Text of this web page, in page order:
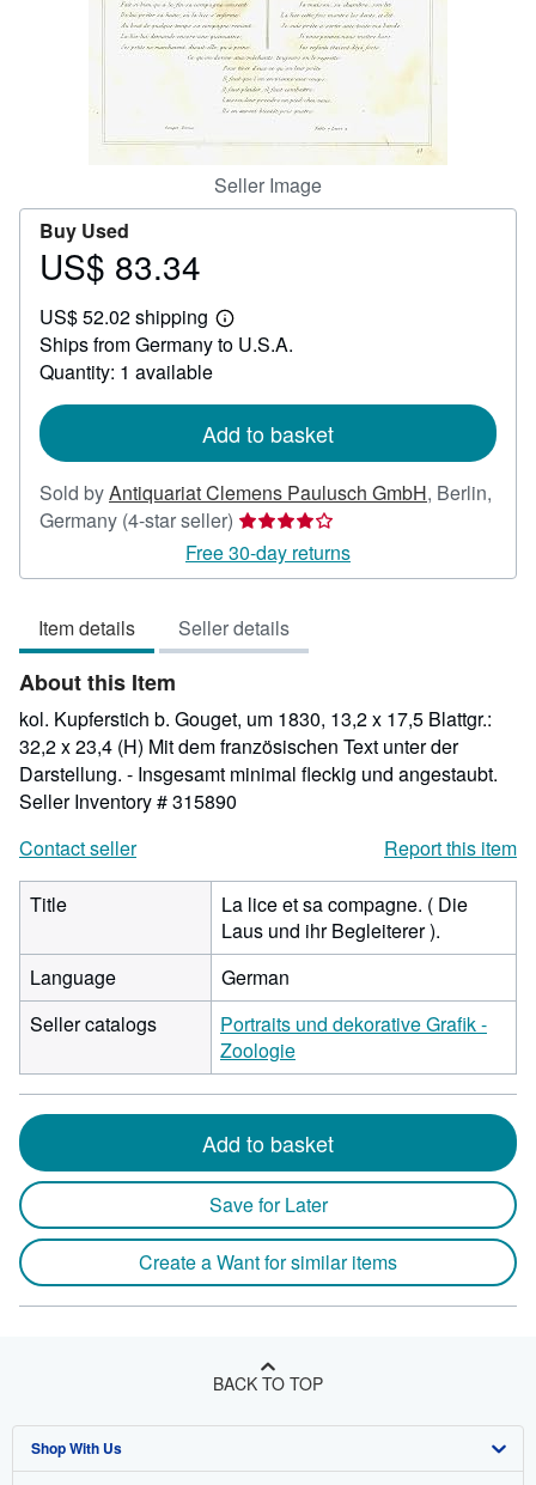
Seller Image
Buy Used
Price
83.34
US$ 83.34
US$ 52.02 shipping
Learn
more
Ships from Germany to U.S.A.
Quantity: 1 available
Add to basket
Sold byAntiquariat Clemens Paulusch GmbH, Berlin,
Germany (4-star seller) Seller
rating
4
of
5
Free 30-day returns
Item details Seller details
About this Item
kol. Kupferstich b. Gouget, um 1830, 13,2 x 17,5 Blattgr.:
32,2 x 23,4 (H) Mit dem französischen Text unter der
Darstellung. - Insgesamt minimal fleckig und angestaubt.
Seller Inventory # 315890
Contact seller
Report this item
Title
La lice et sa compagne. ( Die
Laus und ihr Begleiterer ).
Language
German
Seller catalogs
Portraits und dekorative Grafik -
Zoologie
Add to basket
Save for Later
Create a Want for similar items
BACK TO TOP
Shop With Us